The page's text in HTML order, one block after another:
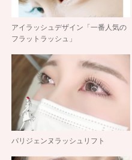
アイラッシュデザイン「一番人気の
フラットラッシュ」
パリジェンヌラッシュリフト